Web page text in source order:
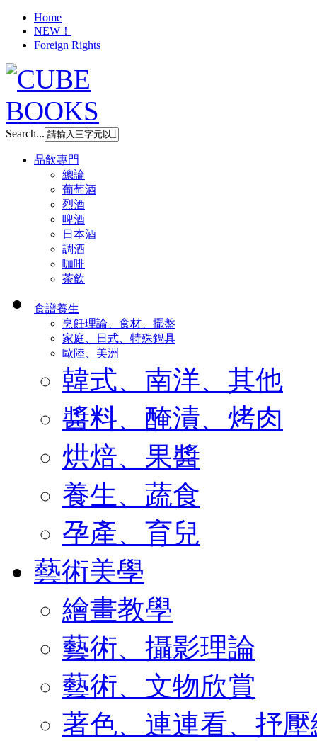
Home
NEW！
Foreign Rights
Search...
品飲專門
總論
葡萄酒
烈酒
啤酒
日本酒
調酒
咖啡
茶飲
食譜養生
烹飪理論、食材、擺盤
家庭、日式、特殊鍋具
歐陸、美洲
韓式、南洋、其他
醬料、醃漬、烤肉
烘焙、果醬
養生、蔬食
孕產、育兒
藝術美學
繪畫教學
藝術、攝影理論
藝術、文物欣賞
著色、連連看、抒